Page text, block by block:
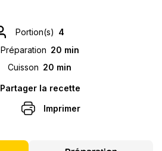
Portion(s) 4
Préparation 20 min
Cuisson 20 min
Partager la recette
Imprimer